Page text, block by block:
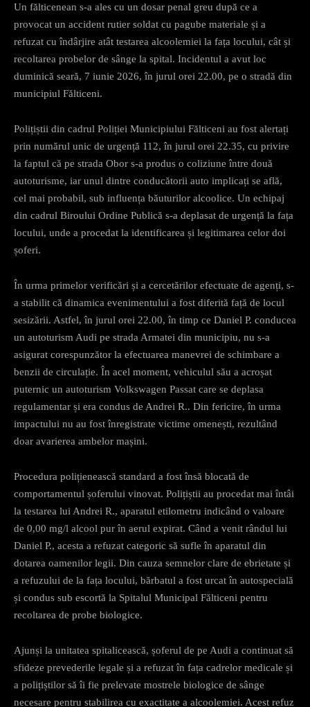
Un fălticenean s-a ales cu un dosar penal greu după ce a
provocat un accident rutier soldat cu pagube materiale și a
refuzat cu îndârjire atât testarea alcoolemiei la fața locului, cât și
recoltarea probelor de sânge la spital. Incidentul a avut loc
duminică seară, 7 iunie 2026, în jurul orei 22.00, pe o stradă din
municipiul Fălticeni.
Polițiștii din cadrul Poliției Municipiului Fălticeni au fost alertați
prin numărul unic de urgență 112, în jurul orei 22.35, cu privire
la faptul că pe strada Obor s-a produs o coliziune între două
autoturisme, iar unul dintre conducătorii auto implicați se află,
cel mai probabil, sub influența băuturilor alcoolice. Un echipaj
din cadrul Biroului Ordine Publică s-a deplasat de urgență la fața
locului, unde a procedat la identificarea și legitimarea celor doi
șoferi.
În urma primelor verificări și a cercetărilor efectuate de agenți, s-
a stabilit că dinamica evenimentului a fost diferită față de locul
sesizării. Astfel, în jurul orei 22.00, în timp ce Daniel P. conducea
un autoturism Audi pe strada Armatei din municipiu, nu s-a
asigurat corespunzător la efectuarea manevrei de schimbare a
benzii de circulație. În acel moment, vehiculul său a acroșat
puternic un autoturism Volkswagen Passat care se deplasa
regulamentar și era condus de Andrei R.. Din fericire, în urma
impactului nu au fost înregistrate victime omenești, rezultând
doar avarierea ambelor mașini.
Procedura polițienească standard a fost însă blocată de
comportamentul șoferului vinovat. Polițiștii au procedat mai întâi
la testarea lui Andrei R., aparatul etilometru indicând o valoare
de 0,00 mg/l alcool pur în aerul expirat. Când a venit rândul lui
Daniel P., acesta a refuzat categoric să sufle în aparatul din
dotarea oamenilor legii. Din cauza semnelor clare de ebrietate și
a refuzului de la fața locului, bărbatul a fost urcat în autospecială
și condus sub escortă la Spitalul Municipal Fălticeni pentru
recoltarea de probe biologice.
Ajunși la unitatea spitalicească, șoferul de pe Audi a continuat să
sfideze prevederile legale și a refuzat în fața cadrelor medicale și
a polițiștilor să îi fie prelevate mostrele biologice de sânge
necesare pentru stabilirea cu exactitate a alcoolemiei. Acest refuz